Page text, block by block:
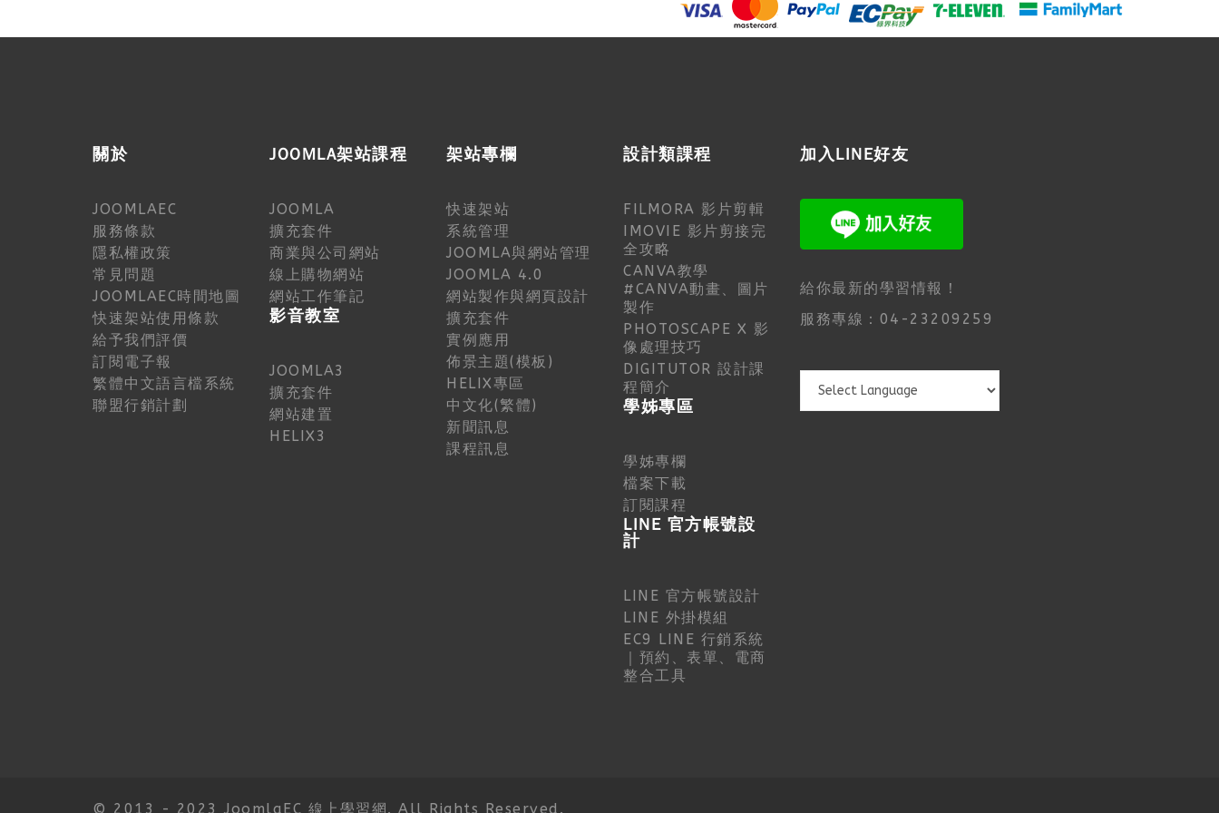
關於
JOOMLAEC
服務條款
隱私權政策
常見問題
JOOMLAEC時間地圖
快速架站使用條款
給予我們評價
訂閱電子報
繁體中文語言檔系統
聯盟行銷計劃
JOOMLA架站課程
JOOMLA
擴充套件
商業與公司網站
線上購物網站
網站工作筆記
影音教室
JOOMLA3
擴充套件
網站建置
HELIX3
架站專欄
快速架站
系統管理
JOOMLA與網站管理
JOOMLA 4.0
網站製作與網頁設計
擴充套件
實例應用
佈景主題(模板)
HELIX專區
中文化(繁體)
新聞訊息
課程訊息
設計類課程
FILMORA 影片剪輯
IMOVIE 影片剪接完
全攻略
CANVA教學
#CANVA動畫、圖片
製作
PHOTOSCAPE X 影
像處理技巧
DIGITUTOR 設計課
程簡介
學姊專區
學姊專欄
檔案下載
訂閱課程
LINE 官方帳號設
計
LINE 官方帳號設計
LINE 外掛模組
EC9 LINE 行銷系統
｜預約、表單、電商
整合工具
加入LINE好友
給你最新的學習情報！
服務專線：04-23209259
© 2013 - 2023 JoomlaEC 線上學習網. All Rights Reserved.